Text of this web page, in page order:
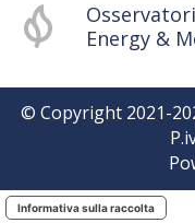
Energy &
© Copyright 2021-
Informativa sulla raccolta